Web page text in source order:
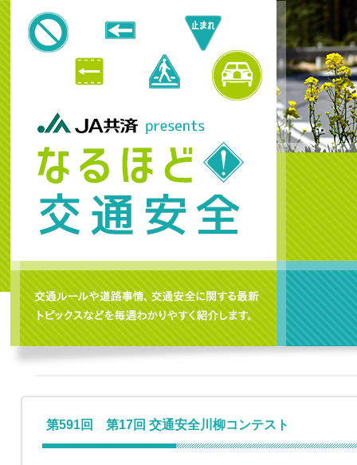
第591回 第17回 交通安全川柳コンテスト